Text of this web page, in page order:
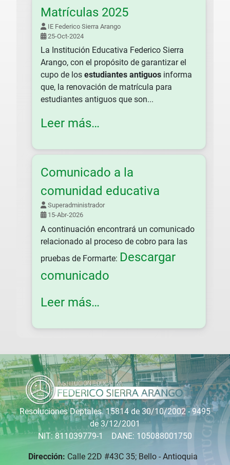
Matrículas 2025
IE Federico Sierra Arango
25-Oct-2024
La Institución Educativa Federico Sierra
Arango, con el propósito de garantizar el
cupo de los estudiantes antiguos informa
que, la renovación de matrícula para
estudiantes antiguos que son...
Leer más…
Comunicado a la
comunidad educativa
Superadministrador
15-Abr-2026
A continuación encontrará un comunicado
relacionado al proceso de cobro para las
pruebas de Formarte: Descargar
comunicado
Leer más…
Resoluciones Deptales. 15814 de 30/10/2002 - 9495
de 3/12/2001
NIT: 811039779-1 DANE: 105088001750
Dirección: Calle 22D #43C 35; Bello - Antioquia